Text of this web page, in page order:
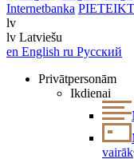
Internetbanka
lv
lv Latviešu
en English ru Русский
Privātpersonām
Ikdienai
vairāk